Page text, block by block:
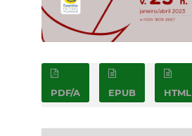
PDF/A EPUB HTML